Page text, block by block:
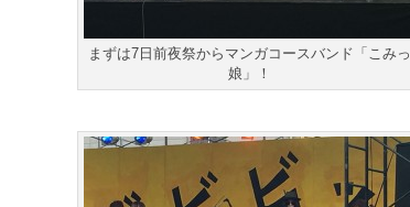
まずは7日前夜祭からマンガコースバンド「こみっ
娘」！